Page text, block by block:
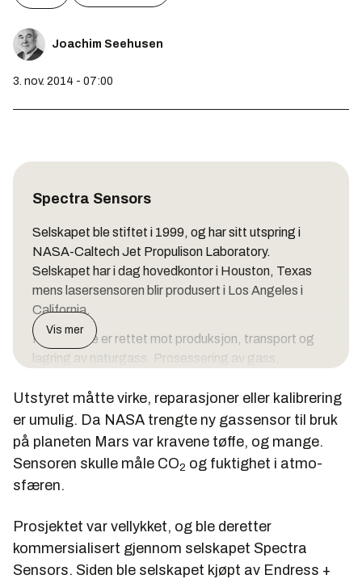
Joachim Seehusen
3. nov. 2014 - 07:00
Spectra Sensors
Selskapet ble stiftet i 1999, og har sitt utspring i
NASA-Caltech Jet Propulison Laboratory.
Selskapet har i dag hovedkontor i Houston, Texas
mens lasersensoren blir produsert i Los Angeles i
California.
Produktene er rettet mot produksjon, transport og
lagring av naturgass. Prosessering av gass,
Vis mer
Utstyret måtte virke, reparasjoner eller kalibrering
er umulig. Da NASA trengte ny gassensor til bruk
på planeten Mars var kravene tøffe, og mange.
Sensoren skulle måle CO2 og fuktighet i atmo­
sfæren.
Prosjektet var vellykket, og ble deretter
kommersialisert gjennom selskapet Spectra
Sensors. Siden ble selskapet kjøpt av Endress +